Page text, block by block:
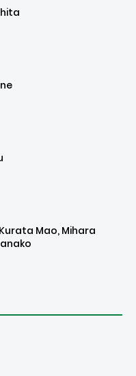
Kurata Mao, Mihara